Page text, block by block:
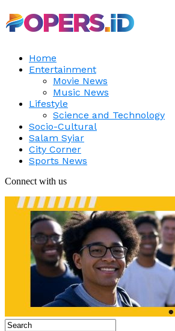
Home
Entertainment
Movie News
Music News
Lifestyle
Science and Technology
Socio-Cultural
Salam Syiar
City Corner
Sports News
Connect with us